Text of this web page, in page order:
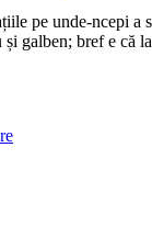
pe unde-ncepi
galben; bref e că